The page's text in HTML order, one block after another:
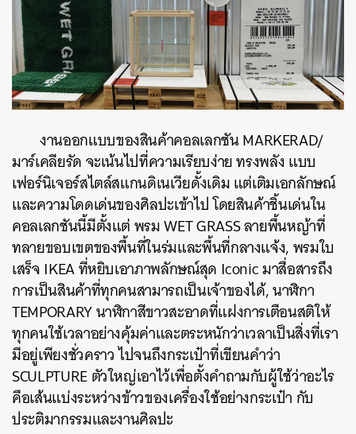
งานออกแบบของสินค้าคอลเลกชัน MARKERAD/
มาร์เคลียรัด จะเน้นไปที่ความเรียบง่าย ทรงพลัง แบบ
เฟอร์นิเจอร์สไตล์สแกนดิเนเวียดั้งเดิม แต่เติมเอกลักษณ์
และความโดดเด่นของศิลปะเข้าไป โดยสินค้าชิ้นเด่นใน
คอลเลกชันนี้มีตั้งแต่ พรม WET GRASS ลายพื้นหญ้าที่
ทลายขอบเขตของพื้นที่ในร่มและพื้นที่กลางแจ้ง, พรมใบ
เสร็จ IKEA ที่หยิบเอาภาพลักษณ์สุด Iconic มาสื่อสารถึง
การเป็นสินค้าที่ทุกคนสามารถเป็นเจ้าของได้, นาฬิกา
TEMPORARY นาฬิกาสีขาวสะอาดที่แฝงการเตือนสติให้
ทุกคนใช้เวลาอย่างคุ้มค่าและตระหนักว่าเวลาเป็นสิ่งที่เรา
มีอยู่เพียงชั่วคราว ไปจนถึงกระเป๋าที่เขียนคำว่า
SCULPTURE ตัวใหญ่เอาไว้เพื่อตั้งคำถามกับผู้ใช้ว่าอะไร
คือเส้นแบ่งระหว่างข้าวของเครื่องใช้อย่างกระเป๋า กับ
ประติมากรรมและงานศิลปะ